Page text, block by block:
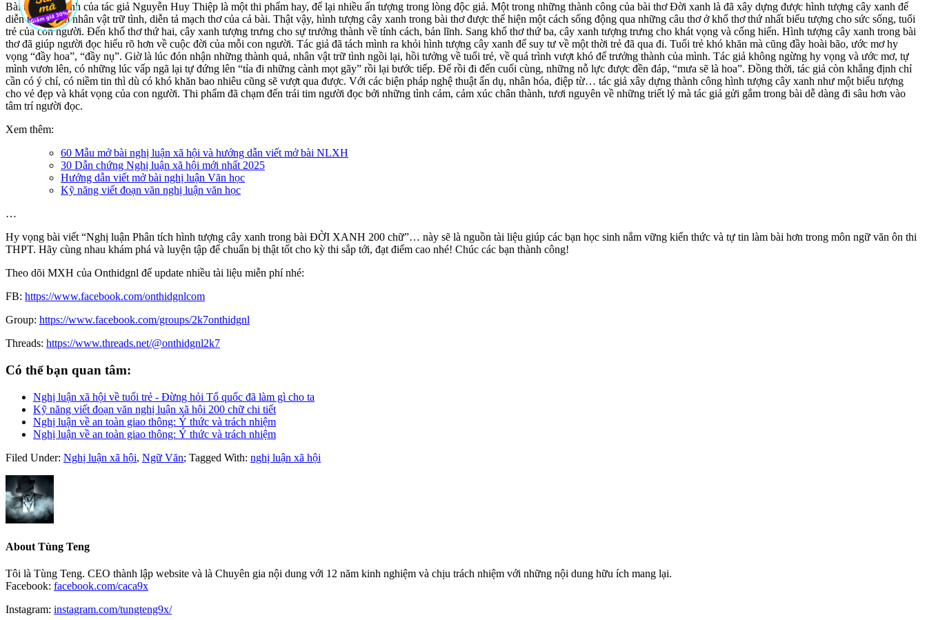
Bài thơ Đời xanh của tác giả Nguyễn Huy Thiệp là một thi phẩm hay, để lại nhiều ấn tượng trong lòng độc giả. Một trong những thành công của bài thơ Đời xanh là đã xây dựng được hình tượng cây xanh để
diễn tả nội tâm nhân vật trữ tình, diễn tả mạch thơ của cả bài. Thật vậy, hình tượng cây xanh trong bài thơ được thể hiện một cách sống động qua những câu thơ ở khổ thơ thứ nhất biểu tượng cho sức sống, tuổi
trẻ của con người. Đến khổ thơ thứ hai, cây xanh tượng trưng cho sự trưởng thành về tính cách, bản lĩnh. Sang khổ thơ thứ ba, cây xanh tượng trưng cho khát vọng và cống hiến. Hình tượng cây xanh trong bài
thơ đã giúp người đọc hiểu rõ hơn về cuộc đời của mỗi con người. Tác giả đã tách mình ra khỏi hình tượng cây xanh để suy tư về một thời trẻ đã qua đi. Tuổi trẻ khó khăn mà cũng đầy hoài bão, ước mơ hy
vọng “đầy hoa”, “đầy nụ”. Giờ là lúc đón nhận những thành quả, nhân vật trữ tình ngồi lại, hồi tưởng về tuổi trẻ, về quá trình vượt khó để trưởng thành của mình. Tác giả không ngừng hy vọng và ước mơ, tự
mình vươn lên, có những lúc vấp ngã lại tự đứng lên “tỉa đi những cành mọt gãy” rồi lại bước tiếp. Để rồi đi đến cuối cùng, những nỗ lực được đền đáp, “mưa sẽ là hoa”. Đồng thời, tác giả còn khẳng định chỉ
cần có ý chí, có niềm tin thì dù có khó khăn bao nhiêu cũng sẽ vượt qua được. Với các biện pháp nghệ thuật ẩn dụ, nhân hóa, điệp từ… tác giả xây dựng thành công hình tượng cây xanh như một biểu tượng
cho vẻ đẹp và khát vọng của con người. Thi phẩm đã chạm đến trái tim người đọc bởi những tình cảm, cảm xúc chân thành, tươi nguyên về những triết lý mà tác giả gửi gắm trong bài dễ dàng đi sâu hơn vào
tâm trí người đọc.
Xem thêm:
60 Mẫu mở bài nghị luận xã hội và hướng dẫn viết mở bài NLXH
30 Dẫn chứng Nghị luận xã hội mới nhất 2025
Hướng dẫn viết mở bài nghị luận Văn học
Kỹ năng viết đoạn văn nghị luận văn học
…
Hy vọng bài viết “Nghị luận Phân tích hình tượng cây xanh trong bài ĐỜI XANH 200 chữ”… này sẽ là nguồn tài liệu giúp các bạn học sinh nắm vững kiến thức và tự tin làm bài hơn trong môn ngữ văn ôn thi
THPT. Hãy cùng nhau khám phá và luyện tập để chuẩn bị thật tốt cho kỳ thi sắp tới, đạt điểm cao nhé! Chúc các bạn thành công!
Theo dõi MXH của Onthidgnl để update nhiều tài liệu miễn phí nhé:
FB: https://www.facebook.com/onthidgnlcom
Group: https://www.facebook.com/groups/2k7onthidgnl
Threads: https://www.threads.net/@onthidgnl2k7
Có thể bạn quan tâm:
Nghị luận xã hội về tuổi trẻ - Đừng hỏi Tổ quốc đã làm gì cho ta
Kỹ năng viết đoạn văn nghị luận xã hội 200 chữ chi tiết
Nghị luận về an toàn giao thông: Ý thức và trách nhiệm
Nghị luận về an toàn giao thông: Ý thức và trách nhiệm
Filed Under: Nghị luận xã hội, Ngữ Văn; Tagged With: nghị luận xã hội
About Tùng Teng
Tôi là Tùng Teng. CEO thành lập website và là Chuyên gia nội dung với 12 năm kinh nghiệm và chịu trách nhiệm với những nội dung hữu ích mang lại.
Facebook: facebook.com/caca9x
Instagram: instagram.com/tungteng9x/